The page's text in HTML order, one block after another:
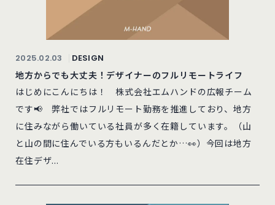
2025.02.03 DESIGN
地方からでも大丈夫！デザイナーのフルリモートライフ
はじめにこんにちは！ 株式会社エムハンドの広報チーム
です📢 弊社ではフルリモート勤務を推進しており、地方
に住みながら働いている社員が多く在籍しています。（山
と山の間に住んでいる方もいるんだとか…👀）今回は地方
在住デザ...